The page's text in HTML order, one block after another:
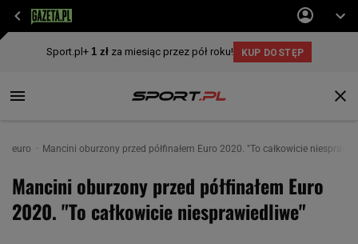
euro Mancini oburzony przed półfinałem Euro 2020. "To całkowicie
Mancini oburzony przed półfinałem Euro
2020. "To całkowicie niesprawiedliwe"